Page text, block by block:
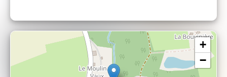
LE PRIX NE COMPREND PAS
Le transport jusqu'au lieu de retraite.
➰
+
−